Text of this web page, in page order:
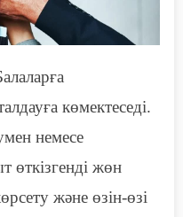
көмектеседі.
немесе
өткізгенді жөн
және өзін-өзі